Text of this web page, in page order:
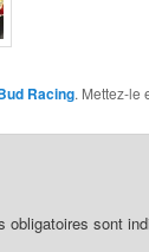
Racing. Mettez-le
obligatoires sont